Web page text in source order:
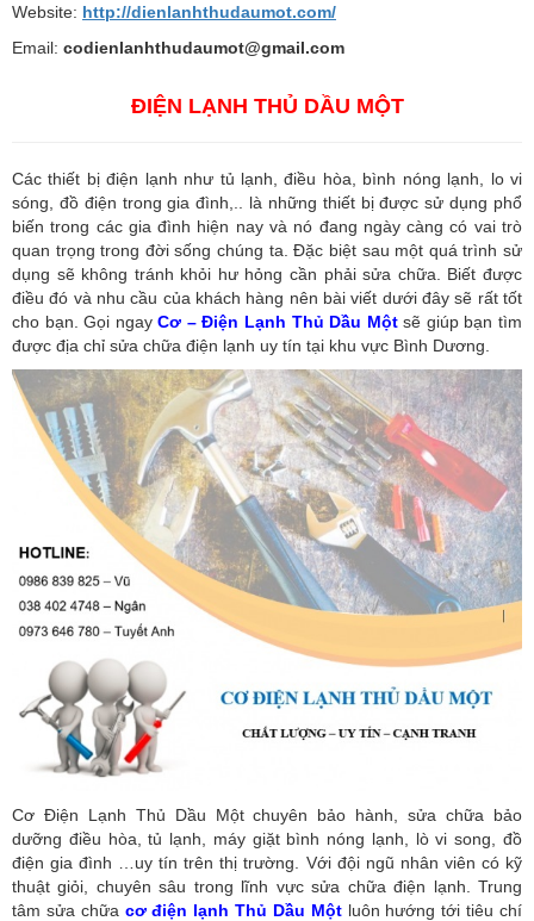
Website: http://dienlanhthudaumot.com/
Email: codienlanhthudaumot@gmail.com
ĐIỆN LẠNH THỦ DẦU MỘT
Các thiết bị điện lạnh như tủ lạnh, điều hòa, bình nóng lạnh, lo vi
sóng, đồ điện trong gia đình,.. là những thiết bị được sử dụng phổ
biến trong các gia đình hiện nay và nó đang ngày càng có vai trò
quan trọng trong đời sống chúng ta. Đặc biệt sau một quá trình sử
dụng sẽ không tránh khỏi hư hỏng cần phải sửa chữa. Biết được
điều đó và nhu cầu của khách hàng nên bài viết dưới đây sẽ rất tốt
cho bạn. Gọi ngayCơ – Điện Lạnh Thủ Dầu Một sẽ giúp bạn tìm
được địa chỉ sửa chữa điện lạnh uy tín tại khu vực Bình Dương.
Cơ Điện Lạnh Thủ Dầu Một chuyên bảo hành, sửa chữa bảo
dưỡng điều hòa, tủ lạnh, máy giặt bình nóng lạnh, lò vi song, đồ
điện gia đình …uy tín trên thị trường. Với đội ngũ nhân viên có kỹ
thuật giỏi, chuyên sâu trong lĩnh vực sửa chữa điện lạnh. Trung
tâm sửa chữa cơ điện lạnh Thủ Dầu Mộtluôn hướng tới tiêu chí